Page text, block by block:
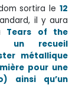
sortira le 12
il y aura
Tears of the
un recueil
métallique
pour une
ainsi qu’un